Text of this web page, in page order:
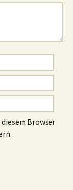
diesem Browser